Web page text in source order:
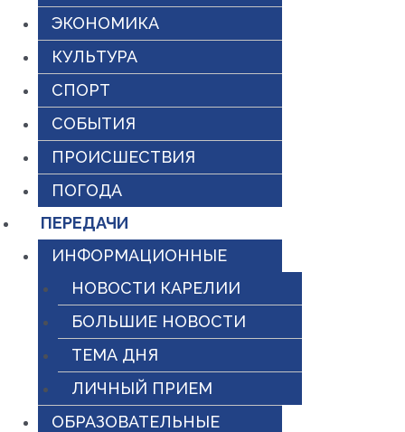
ЭКОНОМИКА
КУЛЬТУРА
СПОРТ
СОБЫТИЯ
ПРОИСШЕСТВИЯ
ПОГОДА
ПЕРЕДАЧИ
ИНФОРМАЦИОННЫЕ
НОВОСТИ КАРЕЛИИ
БОЛЬШИЕ НОВОСТИ
ТЕМА ДНЯ
ЛИЧНЫЙ ПРИЕМ
ОБРАЗОВАТЕЛЬНЫЕ